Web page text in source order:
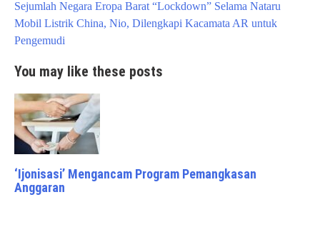
Post
navigation
Sejumlah Negara Eropa Barat “Lockdown” Selama Nataru
Mobil Listrik China, Nio, Dilengkapi Kacamata AR untuk
Pengemudi
You may like these posts
‘Ijonisasi’ Mengancam Program Pemangkasan
Anggaran